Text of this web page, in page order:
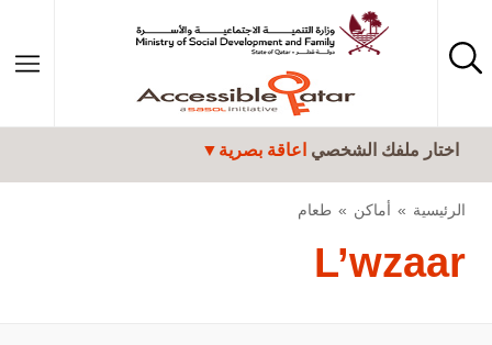
تجاوز إلى المحتوى الرئيسي
اختار ملفك الشخصي اعاقة بصرية
الرئيسية أماكن طعام
L’wzaar